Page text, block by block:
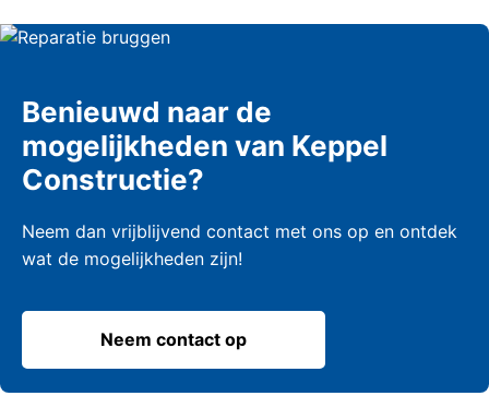
Benieuwd naar de
mogelijkheden van Keppel
Constructie?
Neem dan vrijblijvend contact met ons op en ontdek
wat de mogelijkheden zijn!
Neem contact op